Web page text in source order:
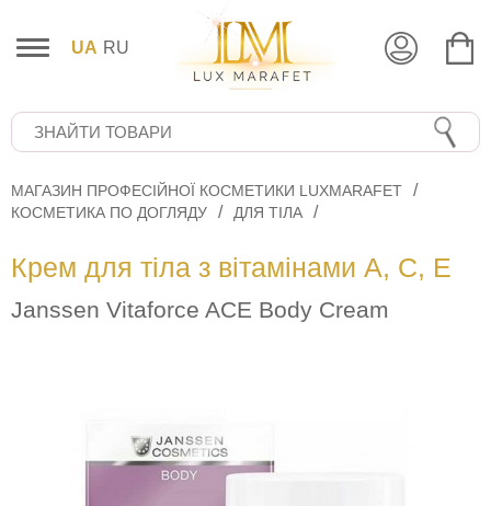
UA RU
МАГАЗИН ПРОФЕСІЙНОЇ КОСМЕТИКИ LUXMARAFET
КОСМЕТИКА ПО ДОГЛЯДУ
ДЛЯ ТІЛА
Крем для тіла з вітамінами А, С, Е
Janssen Vitaforce ACE Body Cream